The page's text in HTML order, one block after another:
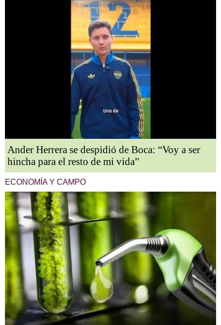
Ander Herrera se despidió de Boca: “Voy a ser
hincha para el resto de mi vida”
ECONOMÍA Y CAMPO